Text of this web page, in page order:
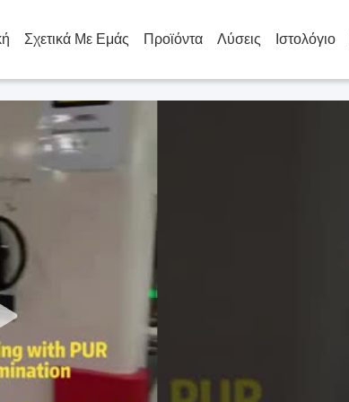
Σχετικά Με Εμάς Προϊόντα Λύσεις Ιστολόγιο